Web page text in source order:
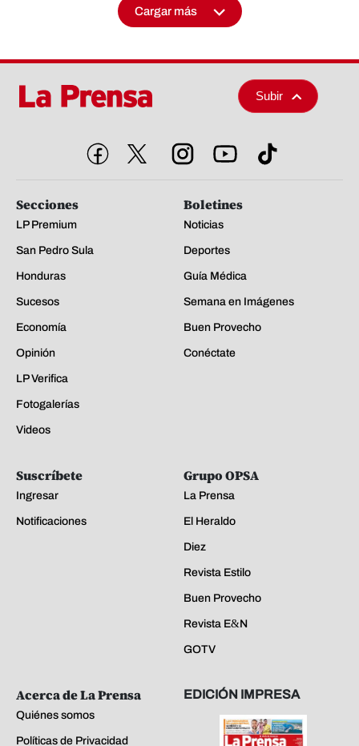
Cargar más
Subir
Secciones
LP Premium
San Pedro Sula
Honduras
Sucesos
Economía
Opinión
LP Verifica
Fotogalerías
Videos
Boletines
Noticias
Deportes
Guía Médica
Semana en Imágenes
Buen Provecho
Conéctate
Suscríbete
Ingresar
Notificaciones
Grupo OPSA
La Prensa
El Heraldo
Diez
Revista Estilo
Buen Provecho
Revista E&N
GOTV
Acerca de La Prensa
Quiénes somos
Políticas de Privacidad
EDICIÓN IMPRESA